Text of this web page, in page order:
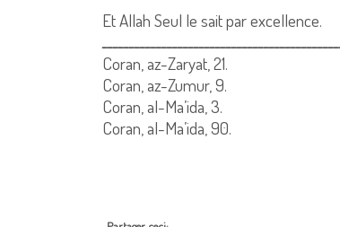
Et Allah Seul le sait par excellence.
Coran, az-Zaryat, 21.
Coran, az-Zumur, 9.
Coran, al-Ma’ida, 3.
Coran, al-Ma’ida, 90.